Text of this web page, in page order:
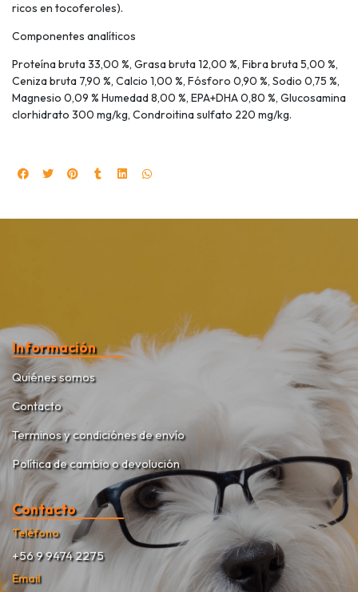
ricos en tocoferoles).
Componentes analíticos
Proteína bruta 33,00 %, Grasa bruta 12,00 %, Fibra bruta 5,00 %,
Ceniza bruta 7,90 %, Calcio 1,00 %, Fósforo 0,90 %, Sodio 0,75 %,
Magnesio 0,09 % Humedad 8,00 %, EPA+DHA 0,80 %, Glucosamina
clorhidrato 300 mg/kg, Condroitina sulfato 220 mg/kg.
Información
Quiénes somos
Contacto
Terminos y condiciónes de envío
Política de cambio o devolución
Contacto
Teléfono
+56 9 9474 2275
Email